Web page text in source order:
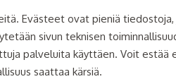
Evästeet ovat pieniä
sivun teknisen
palveluita käyttäen. Voit
saattaa kärsiä.